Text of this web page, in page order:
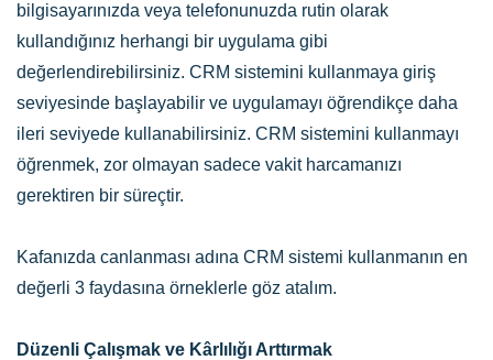
bilgisayarınızda veya telefonunuzda rutin olarak
kullandığınız herhangi bir uygulama gibi
değerlendirebilirsiniz. CRM sistemini kullanmaya giriş
seviyesinde başlayabilir ve uygulamayı öğrendikçe daha
ileri seviyede kullanabilirsiniz. CRM sistemini kullanmayı
öğrenmek, zor olmayan sadece vakit harcamanızı
gerektiren bir süreçtir.
Kafanızda canlanması adına CRM sistemi kullanmanın en
değerli 3 faydasına örneklerle göz atalım.
Düzenli Çalışmak ve Kârlılığı Arttırmak